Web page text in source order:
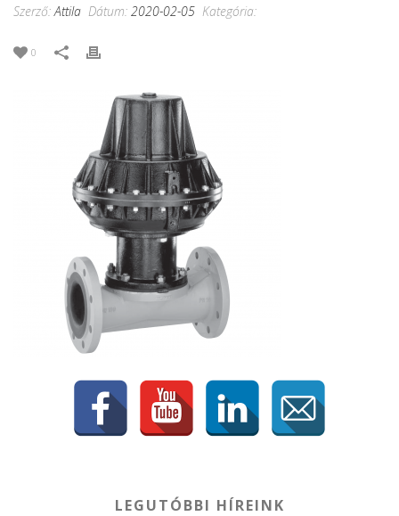
Szerző:Attila Dátum: 2020-02-05 Kategória:
0
LEGUTÓBBI HÍREINK